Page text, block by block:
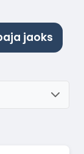
jaoks